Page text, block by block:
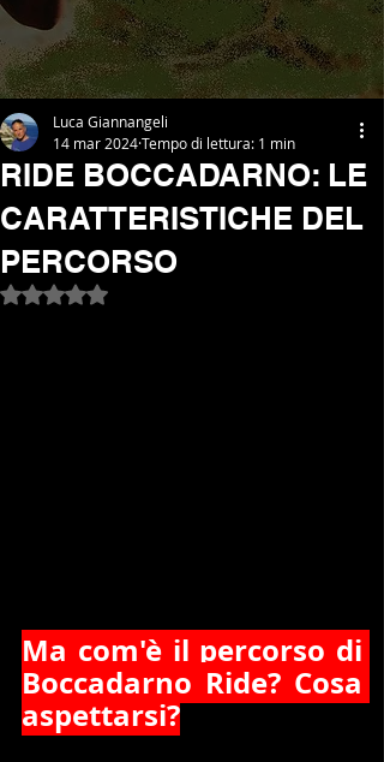
RIDE BOCCADARNO: LE
CARATTERISTICHE DEL
PERCORSO
Luca Giannangeli
14 mar 2024Tempo di lettura: 1 min
Valutazione NaN stelle su 5.
Ma com'è il percorso di
Boccadarno Ride? Cosa
aspettarsi?